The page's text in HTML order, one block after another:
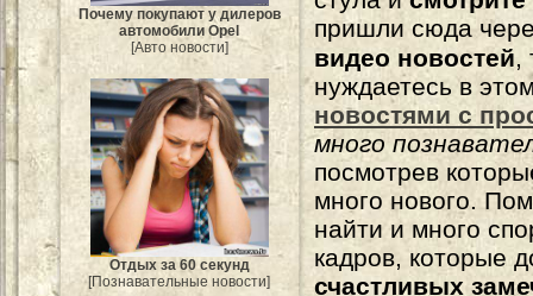
Почему покупают у дилеров
автомобили Opel
[Авто новости]
Отдых за 60 секунд
[Познавательные новости]
пришли сюда
видео новостей,
нуждаетесь в
новостями с
много
посмотрев
много нового.
найти и много
кадров, которые
счастливых